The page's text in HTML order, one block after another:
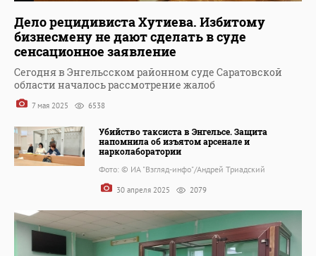
Дело рецидивиста Хутиева. Избитому
бизнесмену не дают сделать в суде
сенсационное заявление
Сегодня в Энгельсском районном суде Саратовской
области началось рассмотрение жалоб
7 мая 2025 6538
Убийство таксиста в Энгельсе. Защита
напомнила об изъятом арсенале и
нарколаборатории
Фото: © ИА "Взгляд-инфо"/Андрей Триадский
30 апреля 2025 2079